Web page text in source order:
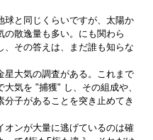
球と同じくらいですが、太陽か
の散逸量も多い。にも関わら
その答えは、まだ誰も知らな
星大気の調査がある。これまで
気を "捕獲" し、その組成や、
子があることを突き止めてき
オンが大量に逃げているのは確